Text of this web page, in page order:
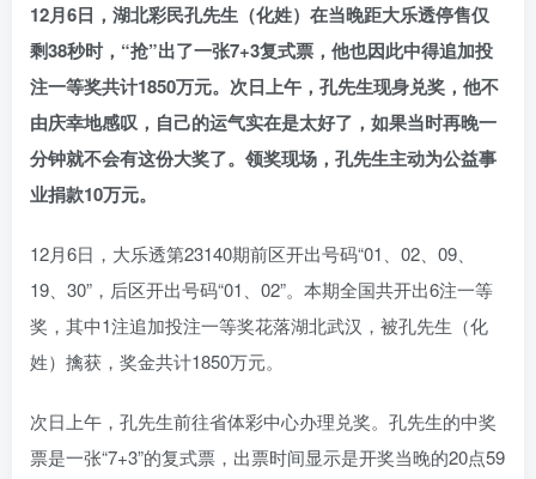
12月6日，湖北彩民孔先生（化姓）在当晚距大乐透停售仅
剩38秒时，“抢”出了一张7+3复式票，他也因此中得追加投
注一等奖共计1850万元。次日上午，孔先生现身兑奖，他不
由庆幸地感叹，自己的运气实在是太好了，如果当时再晚一
分钟就不会有这份大奖了。领奖现场，孔先生主动为公益事
业捐款10万元。
12月6日，大乐透第23140期前区开出号码“01、02、09、
19、30”，后区开出号码“01、02”。本期全国共开出6注一等
奖，其中1注追加投注一等奖花落湖北武汉，被孔先生（化
姓）擒获，奖金共计1850万元。
次日上午，孔先生前往省体彩中心办理兑奖。孔先生的中奖
票是一张“7+3”的复式票，出票时间显示是开奖当晚的20点59